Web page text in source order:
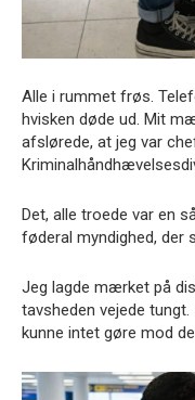
Alle i rummet frøs.
hvisken døde ud. Mit
afslørede, at jeg var
Det, alle troede var en
føderal myndighed, der
Jeg lagde mærket på
tavsheden vejede
kunne intet gøre mod